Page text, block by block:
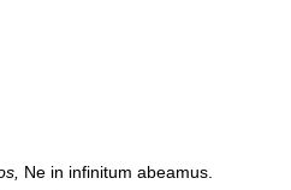
Ne in infinitum abeamus.